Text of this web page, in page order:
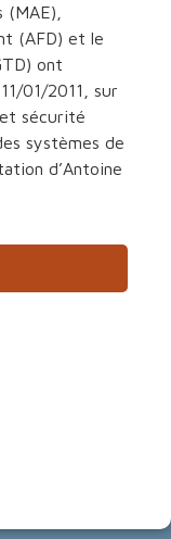
(AFD) et le
ont
01/2011, sur
sécurité
systèmes de
d’Antoine